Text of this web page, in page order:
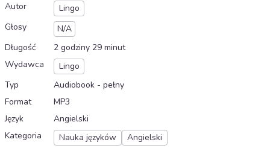
Autor
Lingo
Głosy
N/A
Długość
2 godziny 29 minut
Wydawca
Lingo
Typ
Audiobook - pełny
Format
MP3
Język
Angielski
Kategoria
Nauka języków Angielski